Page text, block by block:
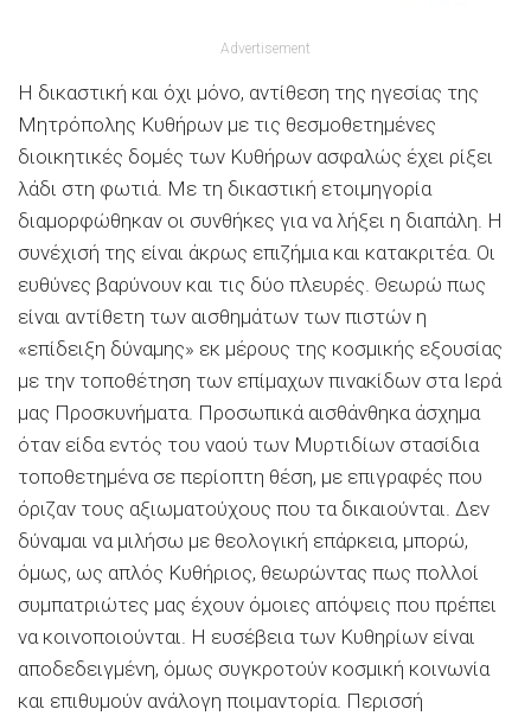
Advertisement
Η δικαστική και όχι μόνο, αντίθεση της ηγεσίας της
Μητρόπολης Κυθήρων με τις θεσμοθετημένες
διοικητικές δομές των Κυθήρων ασφαλώς έχει ρίξει
λάδι στη φωτιά. Με τη δικαστική ετοιμηγορία
διαμορφώθηκαν οι συνθήκες για να λήξει η διαπάλη. Η
συνέχισή της είναι άκρως επιζήμια και κατακριτέα. Οι
ευθύνες βαρύνουν και τις δύο πλευρές. Θεωρώ πως
είναι αντίθετη των αισθημάτων των πιστών η
«επίδειξη δύναμης» εκ μέρους της κοσμικής εξουσίας
με την τοποθέτηση των επίμαχων πινακίδων στα Ιερά
μας Προσκυνήματα. Προσωπικά αισθάνθηκα άσχημα
όταν είδα εντός του ναού των Μυρτιδίων στασίδια
τοποθετημένα σε περίοπτη θέση, με επιγραφές που
όριζαν τους αξιωματούχους που τα δικαιούνται. Δεν
δύναμαι να μιλήσω με θεολογική επάρκεια, μπορώ,
όμως, ως απλός Κυθήριος, θεωρώντας πως πολλοί
συμπατριώτες μας έχουν όμοιες απόψεις που πρέπει
να κοινοποιούνται. Η ευσέβεια των Κυθηρίων είναι
αποδεδειγμένη, όμως συγκροτούν κοσμική κοινωνία
και επιθυμούν ανάλογη ποιμαντορία. Περισσή